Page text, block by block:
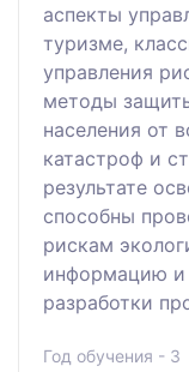
аспекты
туризме,
управления
методы
населения от
катастроф и
результате
способны
рискам
информацию и
разработки
Год обучения - 3